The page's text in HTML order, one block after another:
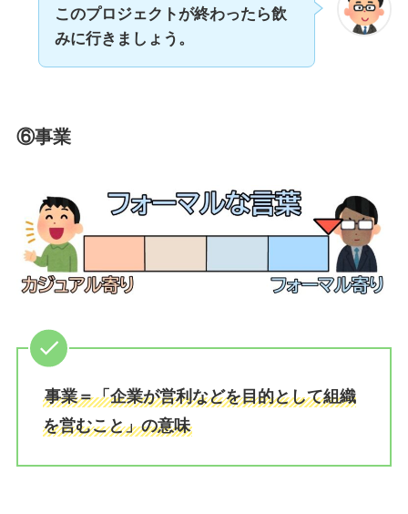
このプロジェクトが終わったら飲
みに行きましょう。
⑥事業
事業＝「企業が営利などを目的として組織
を営むこと」の意味